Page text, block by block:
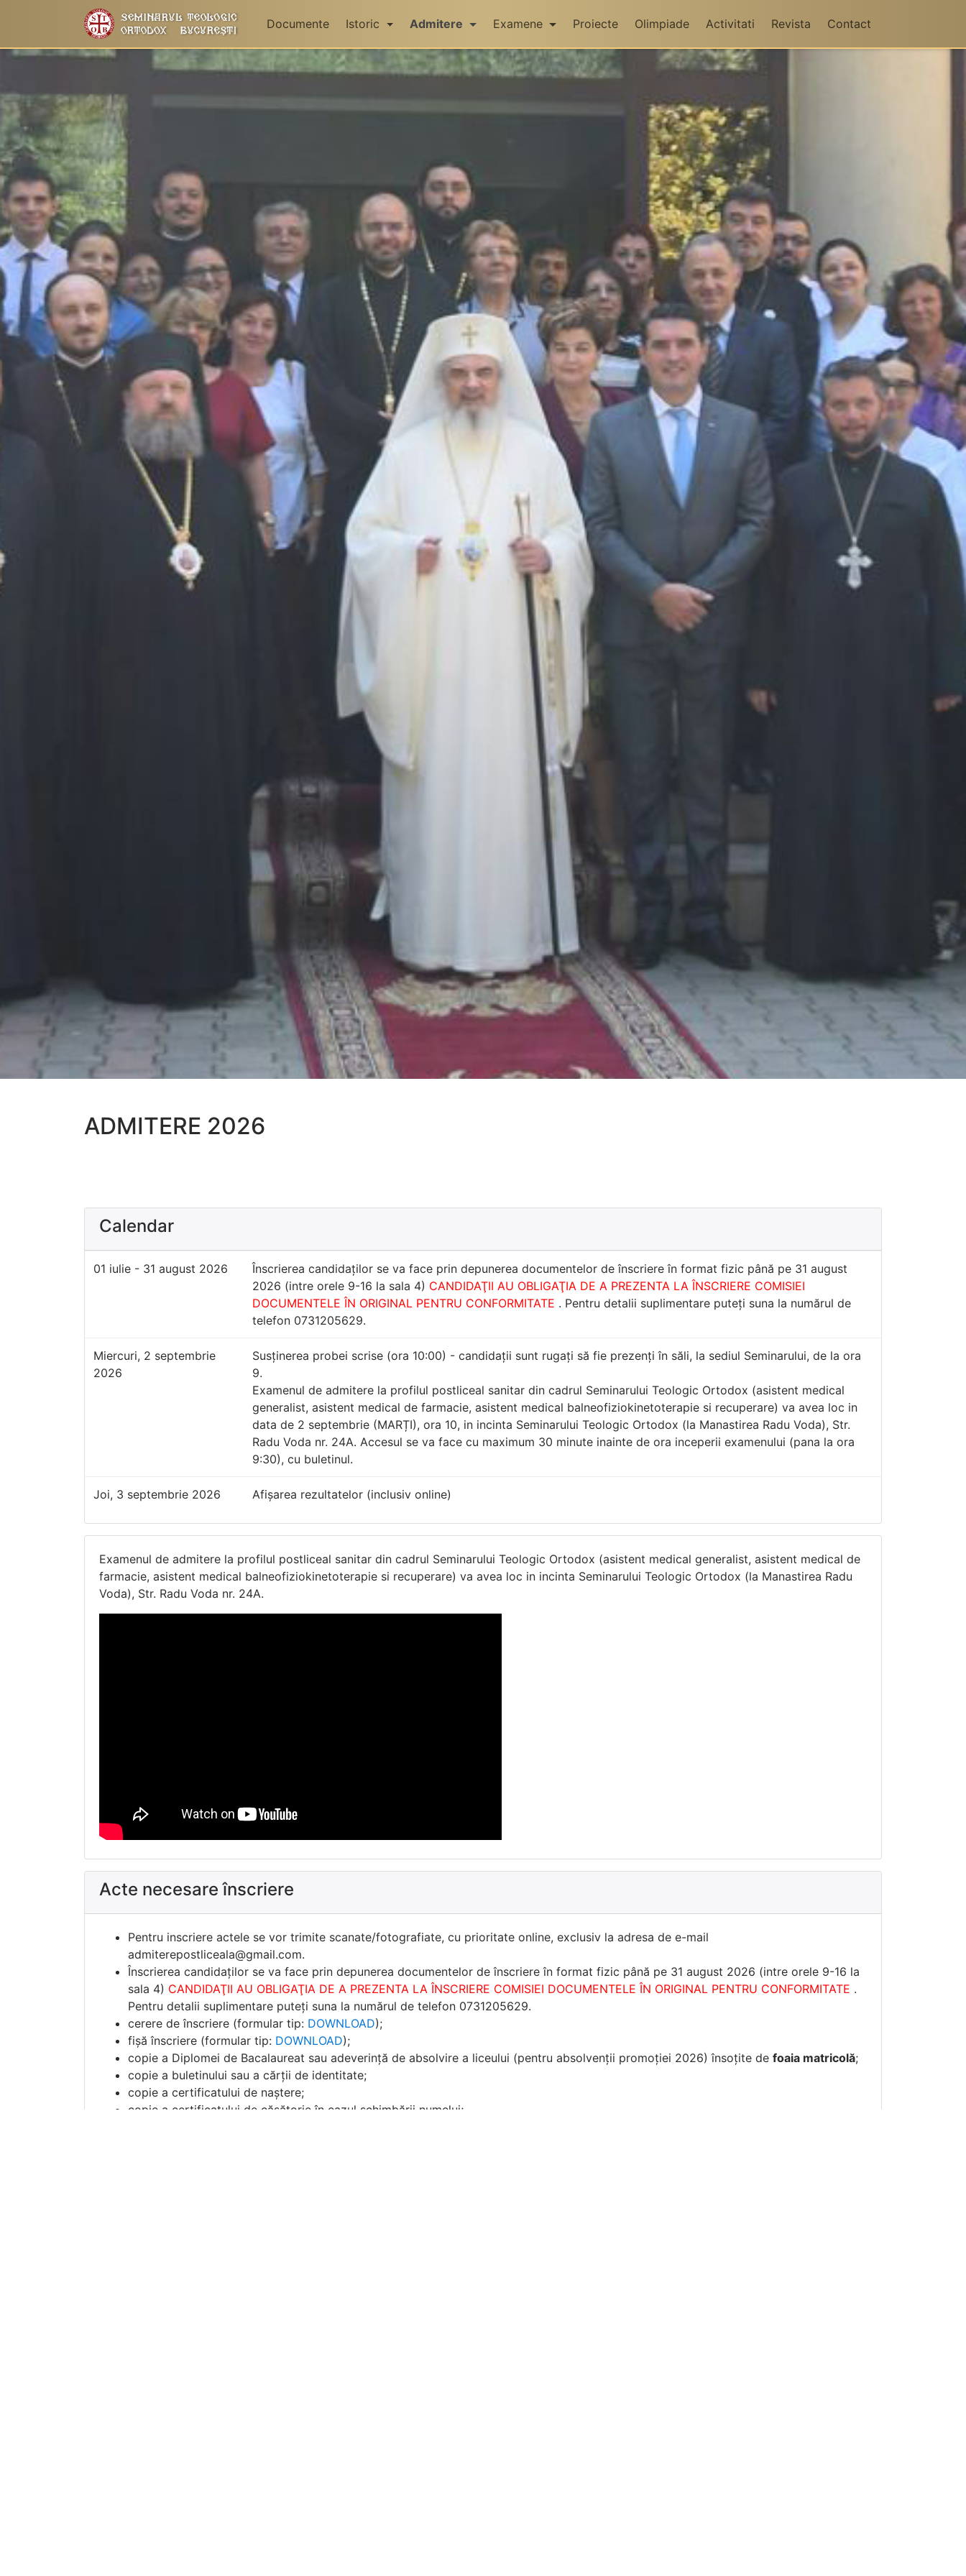
Documente Istoric Admitere Examene Proiecte Olimpiade Activitati Revista Contact
ADMITERE 2026
Calendar
01 iulie - 31 august 2026
Înscrierea candidaților se va face prin depunerea documentelor de înscriere în format fizic până pe 31 august
2026 (intre orele 9-16 la sala 4) CANDIDAŢII AU OBLIGAŢIA DE A PREZENTA LA ÎNSCRIERE COMISIEI
DOCUMENTELE ÎN ORIGINAL PENTRU CONFORMITATE . Pentru detalii suplimentare puteți suna la numărul de
telefon 0731205629.
Miercuri, 2 septembrie
2026
Susținerea probei scrise (ora 10:00) - candidații sunt rugați să fie prezenți în săli, la sediul Seminarului, de la ora
9.
Examenul de admitere la profilul postliceal sanitar din cadrul Seminarului Teologic Ortodox (asistent medical
generalist, asistent medical de farmacie, asistent medical balneofiziokinetoterapie si recuperare) va avea loc in
data de 2 septembrie (MARȚI), ora 10, in incinta Seminarului Teologic Ortodox (la Manastirea Radu Voda), Str.
Radu Voda nr. 24A. Accesul se va face cu maximum 30 minute inainte de ora inceperii examenului (pana la ora
9:30), cu buletinul.
Joi, 3 septembrie 2026 Afișarea rezultatelor (inclusiv online)
Examenul de admitere la profilul postliceal sanitar din cadrul Seminarului Teologic Ortodox (asistent medical generalist, asistent medical de
farmacie, asistent medical balneofiziokinetoterapie si recuperare) va avea loc in incinta Seminarului Teologic Ortodox (la Manastirea Radu
Voda), Str. Radu Voda nr. 24A.
Acte necesare înscriere
Pentru inscriere actele se vor trimite scanate/fotografiate, cu prioritate online, exclusiv la adresa de e-mail
admiterepostliceala@gmail.com.
Înscrierea candidaților se va face prin depunerea documentelor de înscriere în format fizic până pe 31 august 2026 (intre orele 9-16 la
sala 4) CANDIDAŢII AU OBLIGAŢIA DE A PREZENTA LA ÎNSCRIERE COMISIEI DOCUMENTELE ÎN ORIGINAL PENTRU CONFORMITATE .
Pentru detalii suplimentare puteți suna la numărul de telefon 0731205629.
cerere de înscriere (formular tip: DOWNLOAD);
fișă înscriere (formular tip: DOWNLOAD);
copie a Diplomei de Bacalaureat sau adeverință de absolvire a liceului (pentru absolvenții promoției 2026) însoțite de foaia matricolă;
copie a buletinului sau a cărții de identitate;
copie a certificatului de naștere;
copie a certificatului de căsătorie în cazul schimbării numelui;